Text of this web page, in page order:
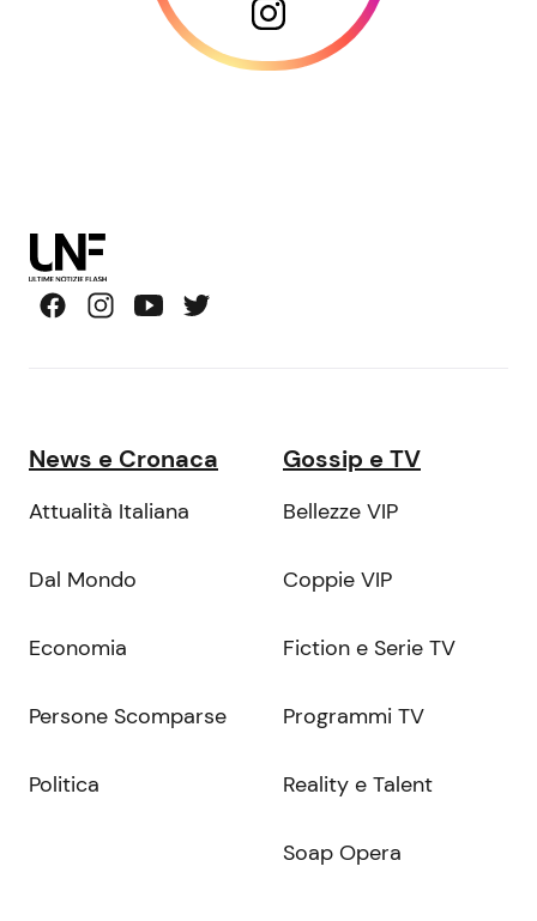
News e Cronaca
Attualità Italiana
Dal Mondo
Economia
Persone Scomparse
Politica
Gossip e TV
Bellezze VIP
Coppie VIP
Fiction e Serie TV
Programmi TV
Reality e Talent
Soap Opera